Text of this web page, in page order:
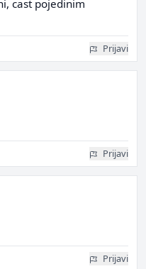
cast pojedinim
Prijavi
Prijavi
Prijavi